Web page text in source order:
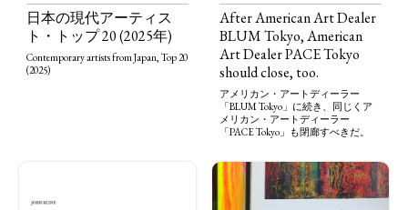
日本の現代アーティス
ト・トップ 20 (2025年)
Contemporary artists from Japan, Top 20
(2025)
After American Art Dealer
BLUM Tokyo, American
Art Dealer PACE Tokyo
should close, too.
アメリカン・アートディーラー
「BLUM Tokyo」に続き、同じくア
メリカン・アートディーラー
「PACE Tokyo」も閉廊すべきだ。